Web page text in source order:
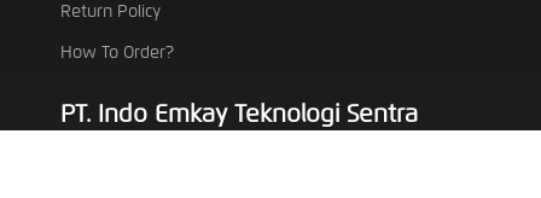
Return Policy
How To Order?
PT. Indo Emkay Teknologi Sentra